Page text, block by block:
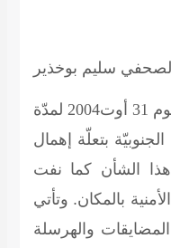
سليم بوخذير
31 أوت2004 لمدّة
بتعلّة إهمال
الشأن كما نفت
بالمكان. وتأتي
والهرسلة